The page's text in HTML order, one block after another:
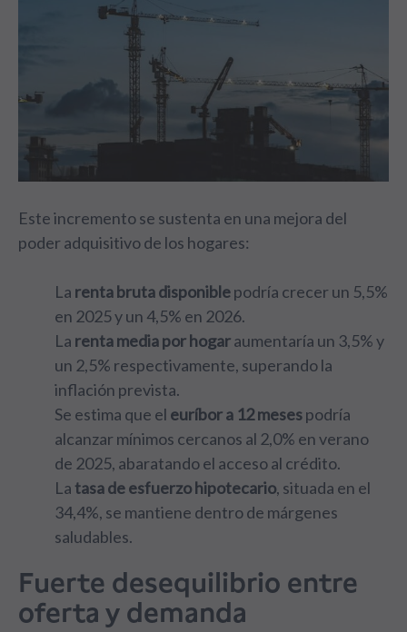
Este incremento se sustenta en una mejora del
poder adquisitivo de los hogares:
La renta bruta disponiblepodría crecer un 5,5%
en 2025 y un 4,5% en 2026.
La renta media por hogaraumentaría un 3,5% y
un 2,5% respectivamente, superando la
inflación prevista.
Se estima que el euríbor a 12 mesespodría
alcanzar mínimos cercanos al 2,0% en verano
de 2025, abaratando el acceso al crédito.
La tasa de esfuerzo hipotecario, situada en el
34,4%, se mantiene dentro de márgenes
saludables.
Fuerte desequilibrio entre
oferta y demanda